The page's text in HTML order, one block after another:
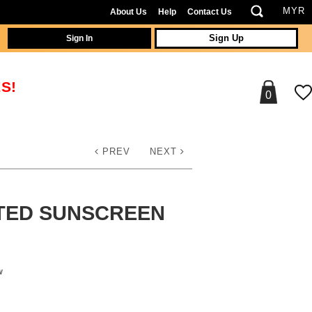
About Us Help Contact Us
Sign Up
Sign In
0
PREV NEXT
SUNSCREEN